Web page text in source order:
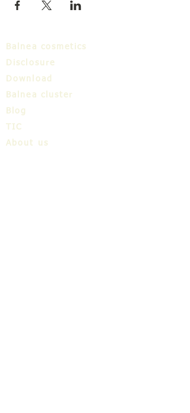
Balnea cosmetics
Disclosure
Download
Balnea cluster
Blog
TIC
About us